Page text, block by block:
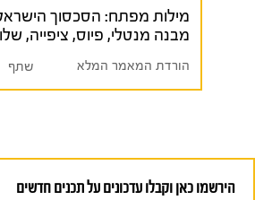
מילות מפתח: הסכסוך
מבנה מנטלי, פיוס, ציפייה,
הורדת המאמר המלא שתף
הירשמו כאן וקבלו עדכונים על תכנים חדשים